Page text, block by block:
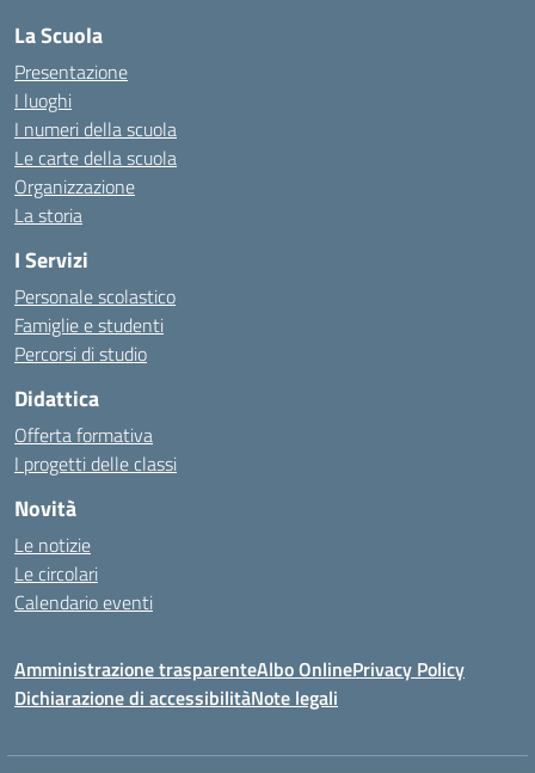
La Scuola
Presentazione
I luoghi
I numeri della scuola
Le carte della scuola
Organizzazione
La storia
I Servizi
Personale scolastico
Famiglie e studenti
Percorsi di studio
Didattica
Offerta formativa
I progetti delle classi
Novità
Le notizie
Le circolari
Calendario eventi
Amministrazione trasparenteAlbo OnlinePrivacy Policy
Dichiarazione di accessibilitàNote legali